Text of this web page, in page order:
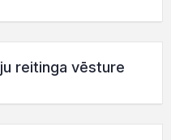
reitinga vēsture